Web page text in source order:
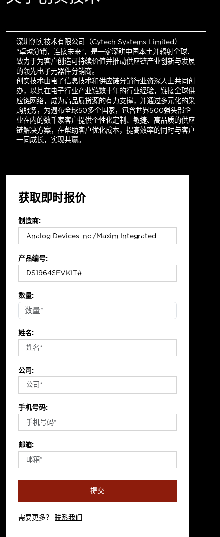
深圳创实技术有限公司（Cytech Systems Limited）--
“卓越分销，连接未来”，是一家深耕中国本土并辐射全球、
致力于为客户创造可持续价值并推动供应链产业创新与发展
的领先电子元器件分销商。
创实技术由电子信息技术和供应链分销行业资深人士共同创
办，以其在电子行业产业链数十年的行业经验，链接全球供
应链网络，成为高品质货源的有力支撑，并通过多元化的采
购服务，为遍布全球50多个国家，包含世界500强头部企
业在内的数千家客户提供个性化定制、敏捷、高品质的供应
链解决方案，在帮助客户优化成本，提高效率的同时与客户
一同成长，实现共赢。
获取即时报价
制造商:
产品编号:
数量:
姓名:
公司:
手机号码:
邮箱:
提交
需要更多？ 联系我们